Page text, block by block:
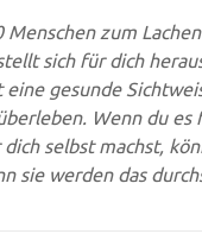
Menschen zum
sich für dich
gesunde
Wenn du
selbst machst,
sie werden das